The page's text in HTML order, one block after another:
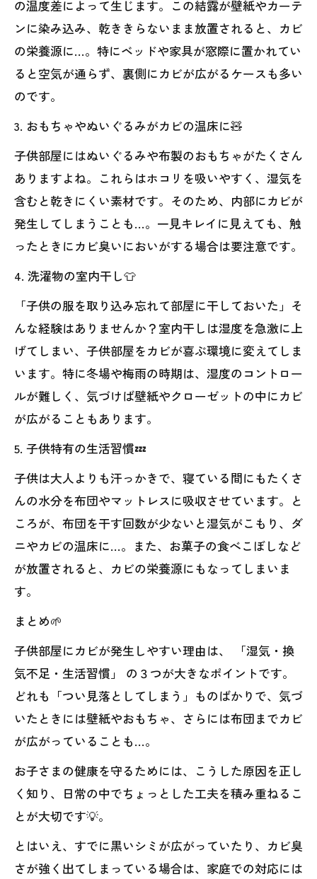
の温度差によって生じます。この結露が壁紙やカーテ
ンに染み込み、乾ききらないまま放置されると、カビ
の栄養源に…。特にベッドや家具が窓際に置かれてい
ると空気が通らず、裏側にカビが広がるケースも多い
のです。
3. おもちゃやぬいぐるみがカビの温床に🧸
子供部屋にはぬいぐるみや布製のおもちゃがたくさん
ありますよね。これらはホコリを吸いやすく、湿気を
含むと乾きにくい素材です。そのため、内部にカビが
発生してしまうことも…。一見キレイに見えても、触
ったときにカビ臭いにおいがする場合は要注意です。
4. 洗濯物の室内干し👕
「子供の服を取り込み忘れて部屋に干しておいた」そ
んな経験はありませんか？室内干しは湿度を急激に上
げてしまい、子供部屋をカビが喜ぶ環境に変えてしま
います。特に冬場や梅雨の時期は、湿度のコントロー
ルが難しく、気づけば壁紙やクローゼットの中にカビ
が広がることもあります。
5. 子供特有の生活習慣💤
子供は大人よりも汗っかきで、寝ている間にもたくさ
んの水分を布団やマットレスに吸収させています。と
ころが、布団を干す回数が少ないと湿気がこもり、ダ
ニやカビの温床に…。また、お菓子の食べこぼしなど
が放置されると、カビの栄養源にもなってしまいま
す。
まとめ🌱
子供部屋にカビが発生しやすい理由は、 「湿気・換
気不足・生活習慣」 の３つが大きなポイントです。
どれも「つい見落としてしまう」ものばかりで、気づ
いたときには壁紙やおもちゃ、さらには布団までカビ
が広がっていることも…。
お子さまの健康を守るためには、こうした原因を正し
く知り、日常の中でちょっとした工夫を積み重ねるこ
とが大切です💡。
とはいえ、すでに黒いシミが広がっていたり、カビ臭
さが強く出てしまっている場合は、家庭での対応には